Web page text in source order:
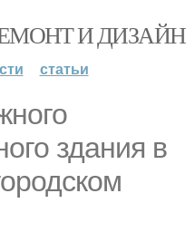
И ДИЗАЙН
статьи
здания в